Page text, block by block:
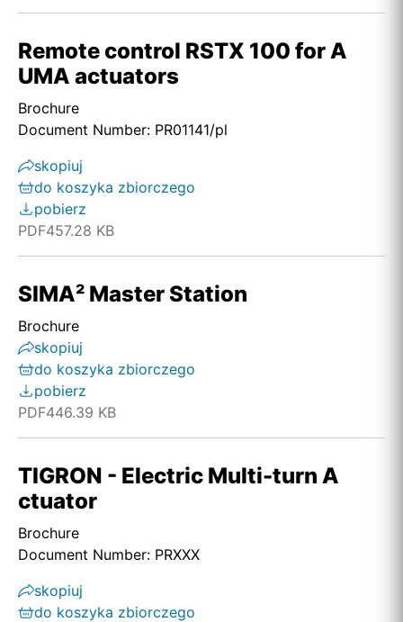
Remote control RSTX 100 for A
UMA actuators
Brochure
Document Number: PR01141/pl
skopiuj
do koszyka zbiorczego
pobierz
PDF457.28 KB
SIMA² Master Station
Brochure
skopiuj
do koszyka zbiorczego
pobierz
PDF446.39 KB
TIGRON - Electric Multi-turn A
ctuator
Brochure
Document Number: PRXXX
skopiuj
do koszyka zbiorczego